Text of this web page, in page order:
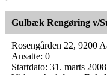
Gulbæk Rengøring v/
Rosengården 22, 9200
Ansatte: 0
Startdato: 31. marts